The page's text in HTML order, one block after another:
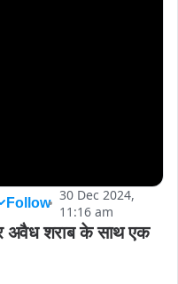
Follow 30 Dec 2024,
11:16 am
शराब के साथ एक